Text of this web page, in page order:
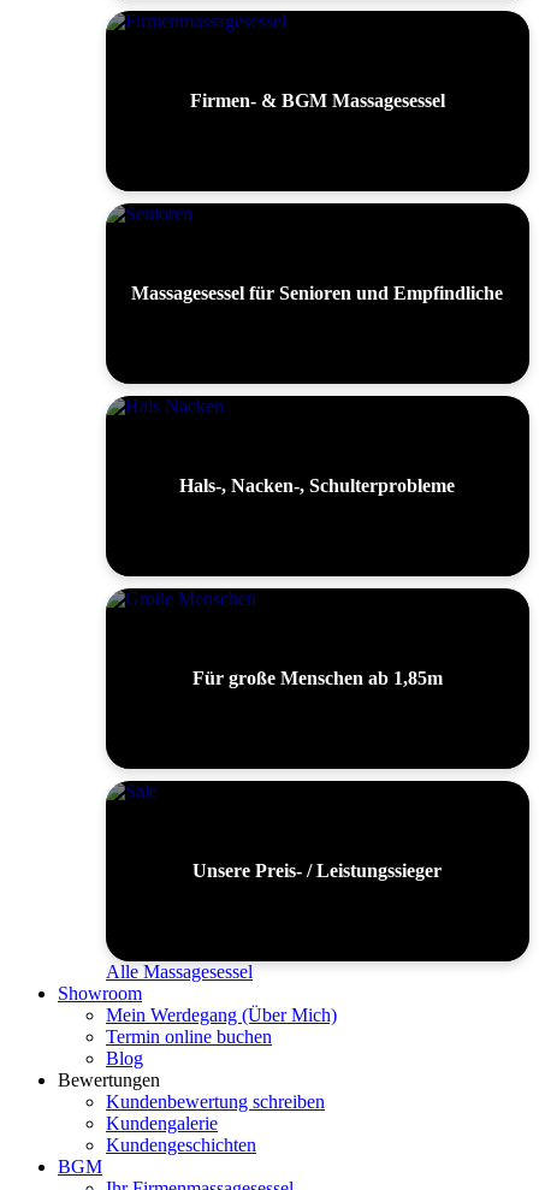
Firmen- & BGM Massagesessel
Massagesessel für Senioren und Empfindliche
Hals-, Nacken-, Schulterprobleme
Für große Menschen ab 1,85m
Unsere Preis- / Leistungssieger
Alle Massagesessel
Showroom
Mein Werdegang (Über Mich)
Termin online buchen
Blog
Bewertungen
Kundenbewertung schreiben
Kundengalerie
Kundengeschichten
BGM